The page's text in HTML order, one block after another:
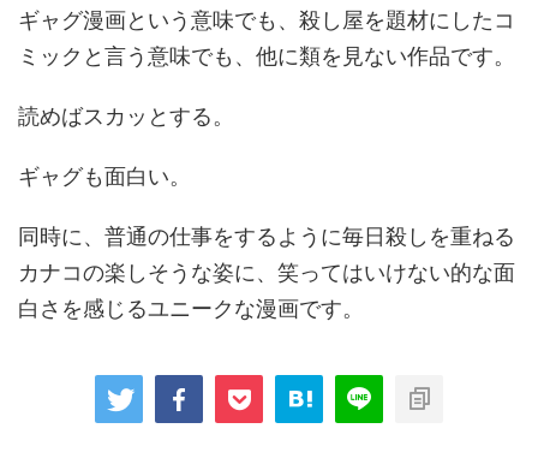
ギャグ漫画という意味でも、殺し屋を題材にしたコ
ミックと言う意味でも、他に類を見ない作品です。
読めばスカッとする。
ギャグも面白い。
同時に、普通の仕事をするように毎日殺しを重ねる
カナコの楽しそうな姿に、笑ってはいけない的な面
白さを感じるユニークな漫画です。